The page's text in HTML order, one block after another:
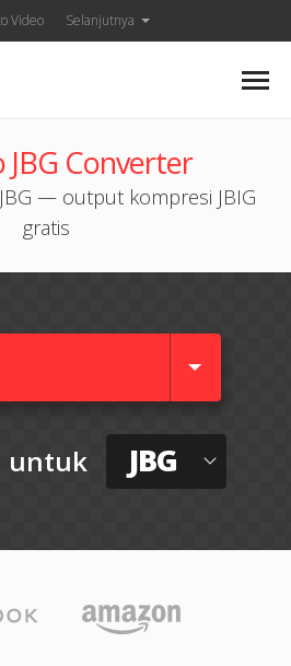
Video Selanjutnya
JBG Converter
— output kompresi JBIG
gratis
untuk JBG